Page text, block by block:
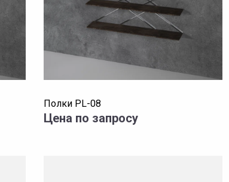
Полки PL-08
Цена по запросу